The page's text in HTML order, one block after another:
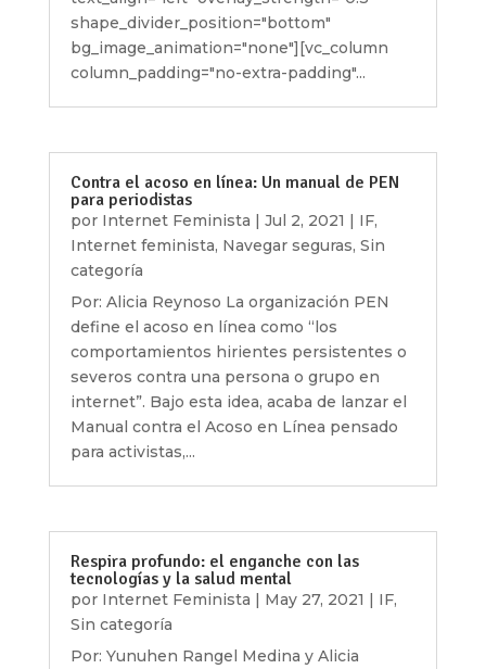
shape_divider_position="bottom"
bg_image_animation="none"][vc_column
column_padding="no-extra-padding"...
Contra el acoso en línea: Un manual de PEN
para periodistas
por Internet Feminista | Jul 2, 2021 | IF,
Internet feminista, Navegar seguras, Sin
categoría
Por: Alicia Reynoso La organización PEN
define el acoso en línea como “los
comportamientos hirientes persistentes o
severos contra una persona o grupo en
internet”. Bajo esta idea, acaba de lanzar el
Manual contra el Acoso en Línea pensado
para activistas,...
Respira profundo: el enganche con las
tecnologías y la salud mental
por Internet Feminista | May 27, 2021 | IF,
Sin categoría
Por: Yunuhen Rangel Medina y Alicia